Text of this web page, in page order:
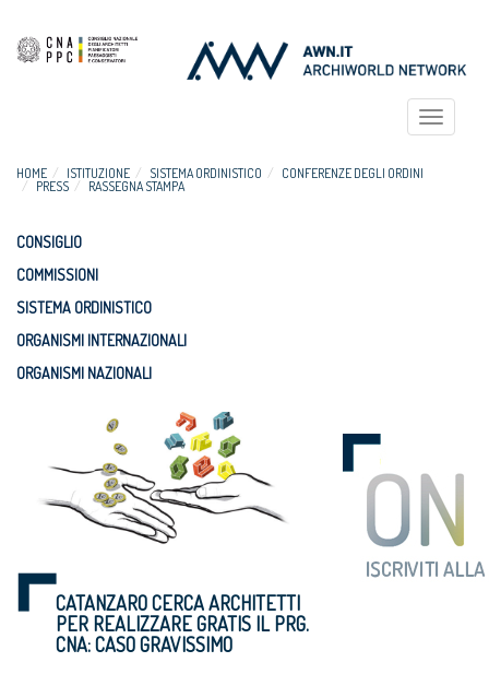
Toggle
HOME ISTITUZIONE SISTEMA ORDINISTICO
CONFERENZE DEGLI ORDINI
PRESS
RASSEGNA STAMPA
CONSIGLIO
COMMISSIONI
SISTEMA ORDINISTICO
ORGANISMI INTERNAZIONALI
ORGANISMI NAZIONALI
CATANZARO CERCA ARCHITETTI
PER REALIZZARE GRATIS IL PRG.
CNA: CASO GRAVISSIMO